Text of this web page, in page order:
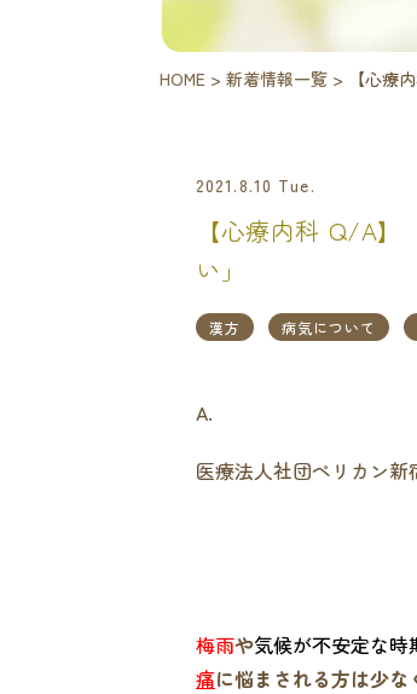
HOME > 新着情報一覧 > 【心療
2021.8.10 Tue.
【心療内科 Q/A
い」
漢方 病気について
A.
医療法人社団ペリカン新
梅雨や気候が不安定な時
痛に悩まされる方は少な